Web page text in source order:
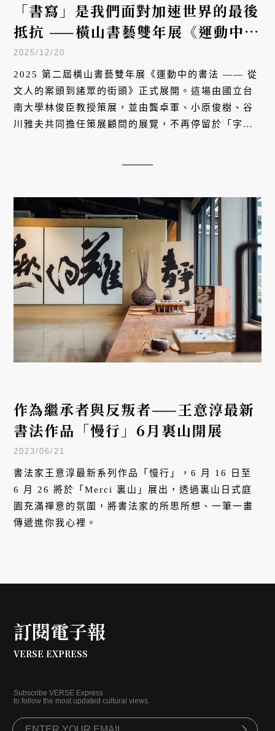
「書寫」是我們面對加速世界的最後
抵抗 ——橫山書藝雙年展《運動中的
書法——從文人的案頭到諸眾的街
頭》
2025/12/20
2025 第二屆橫山書藝雙年展《運動中的書法 —— 從
文人的案頭到諸眾的街頭》正式展開。這場由國立台
南大學林俊臣教授策展，並由龔卓軍、小原俊樹、谷
川雅夫共同擔任策展顧問的展覽，不再停留於「字如
作為繼承者與反叛者——王意淳最新
書法作品「慢行」6月裏山開展
2023/06/21
書法家王意淳最新系列作品「慢行」，6 月 16 日至
6 月 26 將於「Merci 裏山」展出，透過裏山日式庭
園充滿禪意的氛圍，將書法家的所思所想、一筆一畫
傳遞進你我心裡。
訂閱電子報
VERSE EXPRESS
Subscribe VERSE Express
to follow the most updated cultural views.